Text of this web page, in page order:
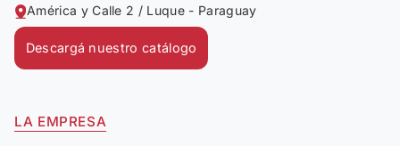
América y Calle 2 / Luque - Paraguay
Descargá nuestro catálogo
LA EMPRESA